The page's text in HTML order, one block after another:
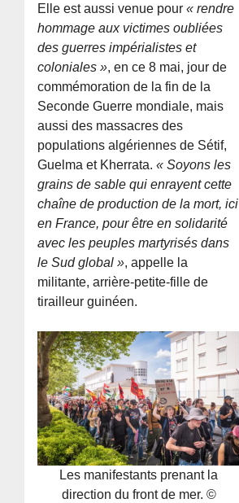
Elle est aussi venue pour« rendre
hommage aux victimes oubliées
des guerres impérialistes et
coloniales », en ce 8 mai, jour de
commémoration de la fin de la
Seconde Guerre mondiale, mais
aussi des massacres des
populations algériennes de Sétif,
Guelma et Kherrata.« Soyons les
grains de sable qui enrayent cette
chaîne de production de la mort, ici
en France, pour être en solidarité
avec les peuples martyrisés dans
le Sud global », appelle la
militante, arrière-petite-fille de
tirailleur guinéen.
Les manifestants prenant la
direction du front de mer. ©